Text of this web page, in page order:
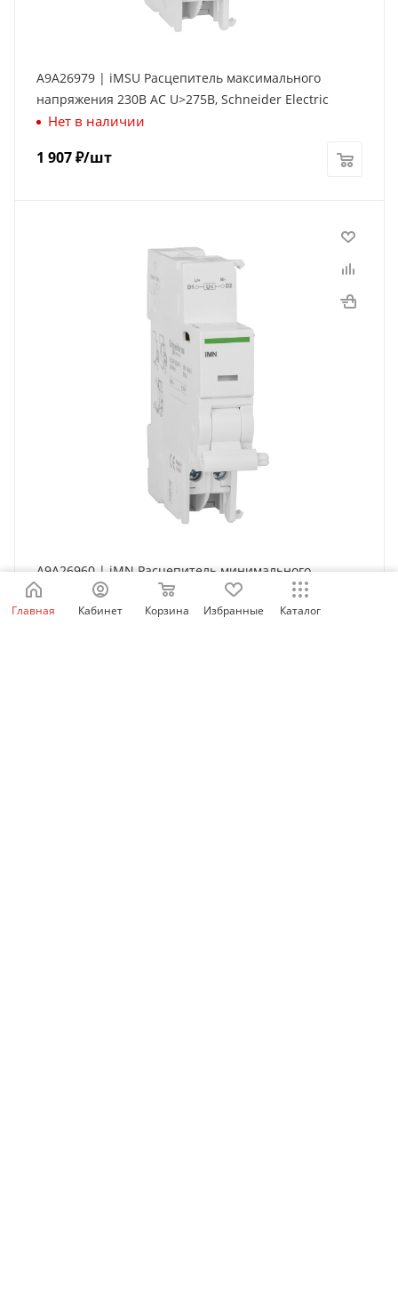
A9A26979 | iMSU Расцепитель максимального
напряжения 230В АС U>275В, Schneider Electric
Нет в наличии
1 907₽/шт
A9A26960 | iMN Расцепитель минимального
напряжения 220...240В AC, Schneider Electric
Нет в наличии
Главная Кабинет Корзина Избранные Каталог